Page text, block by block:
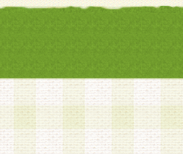
お問い合わせ・ご相談